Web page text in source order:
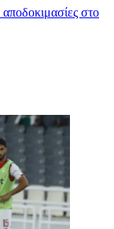
στο